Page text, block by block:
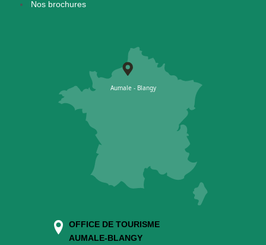
Nos brochures
OFFICE DE TOURISME
AUMALE-BLANGY